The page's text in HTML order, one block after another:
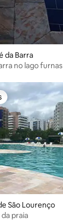
da Barra
no lago furnas
São Lourenço
praia